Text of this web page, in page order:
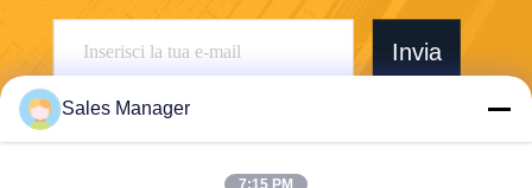
Invia
Sales Manager
7:15 PM